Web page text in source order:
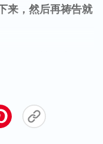
来，然后再祷告就
上，寻求、顺服神
利的时候，感谢赞
自己肉体利益受亏